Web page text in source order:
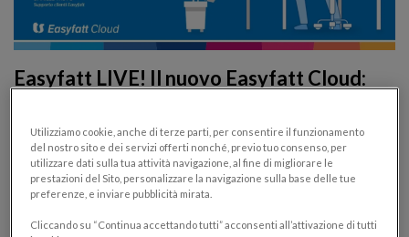
Easyfatt LIVE! Il nuovo Easyfatt Cloud:
EASYFATT GESTIONE AZIENDALE
10/03/2026
Usi già Easyfatt su PC? Scopri come funziona Easyfatt
Cloud, quali vantaggi offre e come iniziare passo dopo
Utilizziamo cookie, anche di terze parti, per consentire il funzionamento
del nostro sito e dei servizi offerti nonché, previo tuo consenso, per
utilizzare dati sulla tua attività navigazione, al fine di migliorare le
prestazioni del Sito, personalizzare la navigazione sulla base delle tue
preferenze, e inviare pubblicità mirata.
Cliccando su “Continua accettando tutti” acconsenti all’attivazione di tutti